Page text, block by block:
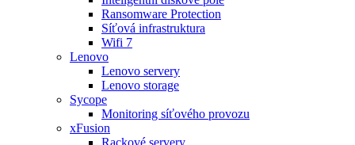
Ransomware Protection
Síťová infrastruktura
Wifi 7
Lenovo
Lenovo servery
Lenovo storage
Sycope
Monitoring síťového provozu
xFusion